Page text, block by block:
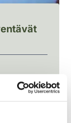
suunnattua